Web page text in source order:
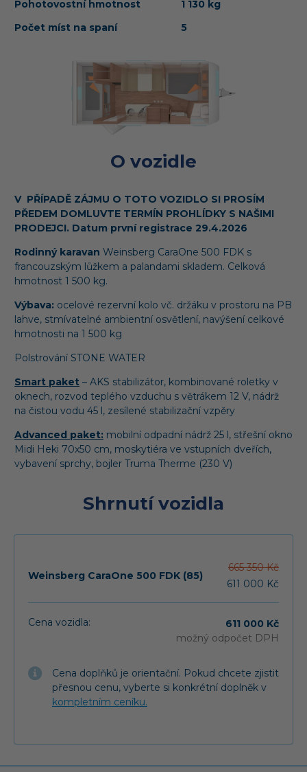
Pohotovostní hmotnost
1 130 kg
Počet míst na spaní
5
O vozidle
V PŘÍPADĚ ZÁJMU O TOTO VOZIDLO SI PROSÍM
PŘEDEM DOMLUVTE TERMÍN PROHLÍDKY S NAŠIMI
PRODEJCI. Datum první registrace 29.4.2026
Rodinný karavan Weinsberg CaraOne 500 FDK s
francouzským lůžkem a palandami skladem. Celková
hmotnost 1 500 kg.
Výbava: ocelové rezervní kolo vč. držáku v prostoru na PB
lahve, stmívatelné ambientní osvětlení, navýšení celkové
hmotnosti na 1 500 kg
Polstrování STONE WATER
Smart paket – AKS stabilizátor, kombinované roletky v
oknech, rozvod teplého vzduchu s větrákem 12 V, nádrž
na čistou vodu 45 l, zesílené stabilizační vzpěry
Advanced paket: mobilní odpadní nádrž 25 l, střešní okno
Midi Heki 70x50 cm, moskytiéra ve vstupních dveřích,
vybavení sprchy, bojler Truma Therme (230 V)
Shrnutí vozidla
Weinsberg CaraOne 500 FDK (85)
665 350 Kč
611 000 Kč
Cena vozidla:
611 000 Kč
možný odpočet DPH
Cena doplňků je orientační. Pokud chcete zjistit
přesnou cenu, vyberte si konkrétní doplněk v
kompletním ceníku.